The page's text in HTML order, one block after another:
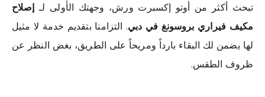
تبحث أكثر من أوتو إكسبرت ورش، وجهتك الأولى لـ إصلاح
مكيف فيراري بروسونغ في دبي. التزامنا بتقديم خدمة لا مثيل
لها يضمن لك البقاء بارداً ومريحاً على الطريق، بغض النظر عن
ظروف الطقس.